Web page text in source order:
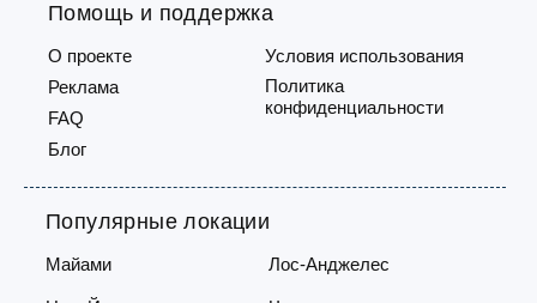
Популярные локации
Майами Лос-Анджелес
Помощь и поддержка
О проекте
Реклама
FAQ
Блог
Условия использования
Политика
конфиденциальности